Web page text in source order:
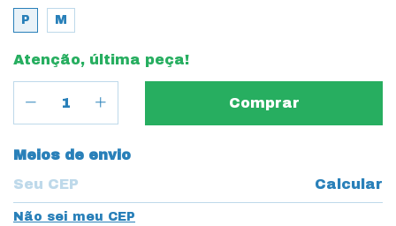
P M
Atenção, última peça!
Entregas para o CEP:
Meios de envio
Calcular
Não sei meu CEP